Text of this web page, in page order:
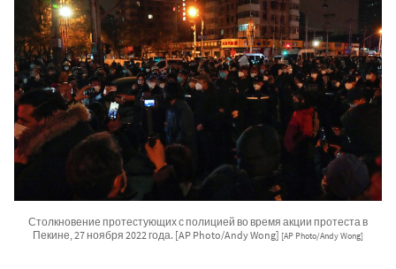
Столкновение протестующих с полицией во время акции протеста в
Пекине, 27 ноября 2022 года. [AP Photo/Andy Wong] [AP Photo/Andy Wong]